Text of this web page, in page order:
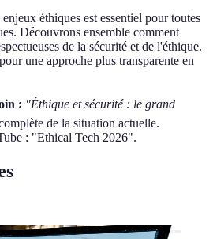
éthiques est essentiel pour toutes
Découvrons ensemble comment
de la sécurité et de l'éthique.
une approche plus transparente en
: "Éthique et sécurité : le grand
de la situation actuelle.
: "Ethical Tech 2026".